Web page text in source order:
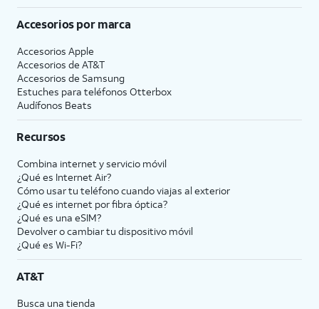
Accesorios por marca
Accesorios Apple
Accesorios de AT&T
Accesorios de Samsung
Estuches para teléfonos Otterbox
Audífonos Beats
Recursos
Combina internet y servicio móvil
¿Qué es Internet Air?
Cómo usar tu teléfono cuando viajas al exterior
¿Qué es internet por fibra óptica?
¿Qué es una eSIM?
Devolver o cambiar tu dispositivo móvil
¿Qué es Wi-Fi?
AT&T
Busca una tienda